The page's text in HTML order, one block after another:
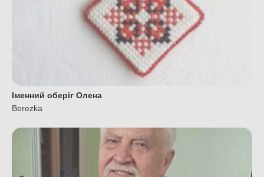
Іменний оберіг Олена
Berezka